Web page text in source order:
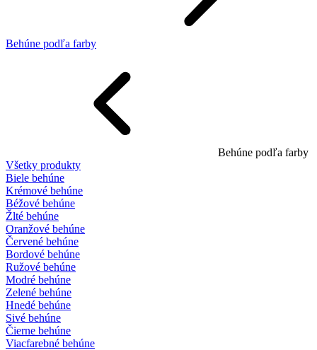
Behúne podľa farby
Behúne podľa farby
Všetky produkty
Biele behúne
Krémové behúne
Béžové behúne
Žlté behúne
Oranžové behúne
Červené behúne
Bordové behúne
Ružové behúne
Modré behúne
Zelené behúne
Hnedé behúne
Sivé behúne
Čierne behúne
Viacfarebné behúne